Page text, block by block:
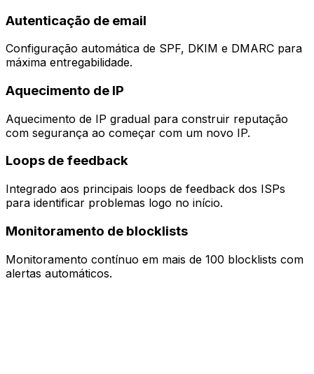
Autenticação de email
Configuração automática de SPF, DKIM e DMARC para
máxima entregabilidade.
Aquecimento de IP
Aquecimento de IP gradual para construir reputação
com segurança ao começar com um novo IP.
Loops de feedback
Integrado aos principais loops de feedback dos ISPs
para identificar problemas logo no início.
Monitoramento de blocklists
Monitoramento contínuo em mais de 100 blocklists com
alertas automáticos.